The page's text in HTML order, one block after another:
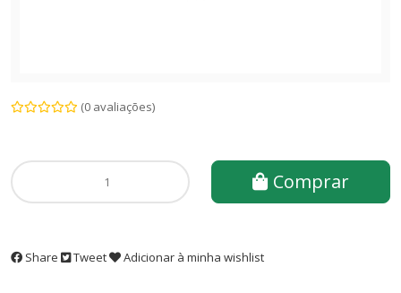
(0 avaliações)
Comprar
Share Tweet Adicionar à minha wishlist